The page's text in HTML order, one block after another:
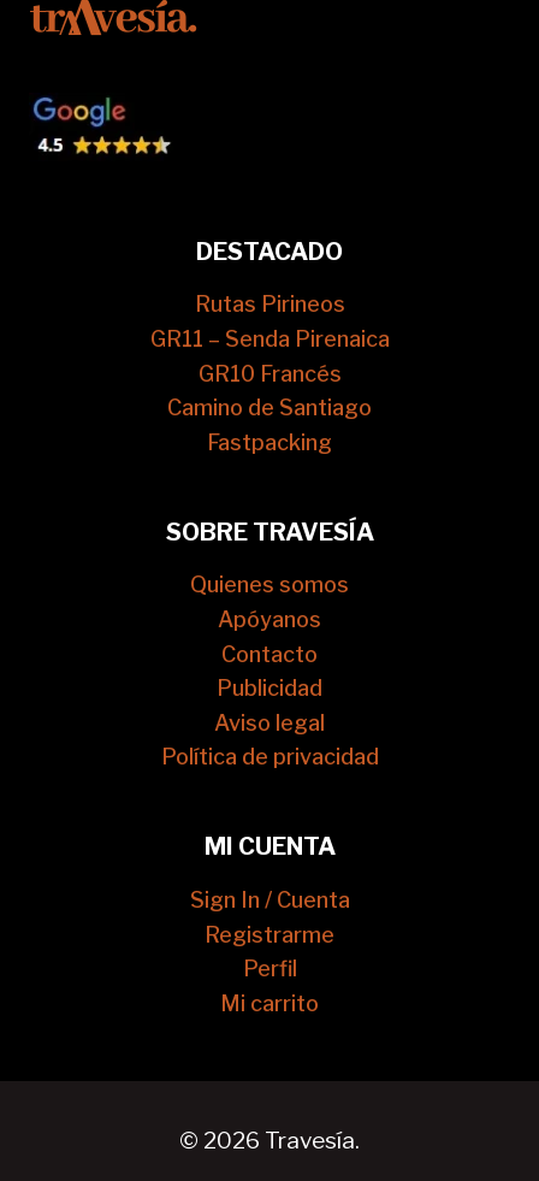
DESTACADO
Rutas Pirineos
GR11 – Senda Pirenaica
GR10 Francés
Camino de Santiago
Fastpacking
SOBRE TRAVESÍA
Quienes somos
Apóyanos
Contacto
Publicidad
Aviso legal
Política de privacidad
MI CUENTA
Sign In / Cuenta
Registrarme
Perfil
Mi carrito
© 2026 Travesía.